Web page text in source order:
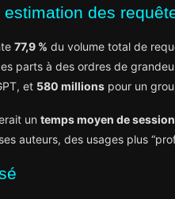
des
77,9 % du volume total de
parts à des ordres de
et 580 millions pour un
un temps moyen de session
auteurs, des usages plus